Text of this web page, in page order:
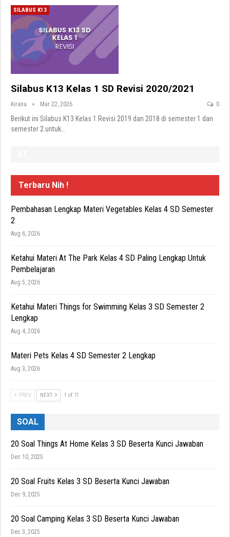
SILABUS K13
Silabus K13 Kelas 1 SD Revisi 2020/2021
Kirana Mar 22, 2026 0
Berikut ini Silabus K13 Kelas 1 Revisi 2019 dan 2018 di semester 1 dan
semester 2 untuk
Terbaru Nih !
Pembahasan Lengkap Materi Vegetables Kelas 4 SD Semester
2
Aug 6, 2026
Ketahui Materi At The Park Kelas 4 SD Paling Lengkap Untuk
Pembelajaran
Aug 5, 2026
Ketahui Materi Things for Swimming Kelas 3 SD Semester 2
Lengkap
Aug 4, 2026
Materi Pets Kelas 4 SD Semester 2 Lengkap
Aug 3, 2026
PREV NEXT 1 of 71
SOAL
20 Soal Things At Home Kelas 3 SD Beserta Kunci Jawaban
Dec 10, 2025
20 Soal Fruits Kelas 3 SD Beserta Kunci Jawaban
Dec 9, 2025
20 Soal Camping Kelas 3 SD Beserta Kunci Jawaban
Dec 3, 2025